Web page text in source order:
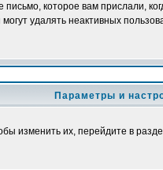
которое вам прислали,
удалять неактивных
Параметры и
изменить их, перейдите в